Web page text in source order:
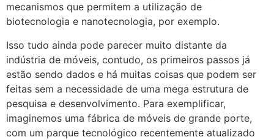
mecanismos que permitem a utilização de
biotecnologia e nanotecnologia, por exemplo.
Isso tudo ainda pode parecer muito distante da
indústria de móveis, contudo, os primeiros passos já
estão sendo dados e há muitas coisas que podem ser
feitas sem a necessidade de uma mega estrutura de
pesquisa e desenvolvimento. Para exemplificar,
imaginemos uma fábrica de móveis de grande porte,
com um parque tecnológico recentemente atualizado